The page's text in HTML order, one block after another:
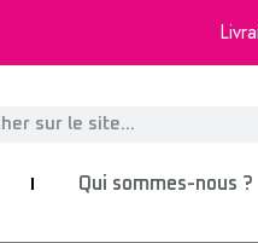
Qui sommes-nous ?